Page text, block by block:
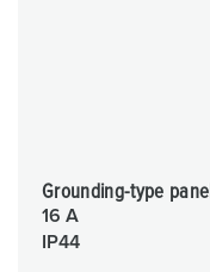
Grounding-type
16 A
IP44